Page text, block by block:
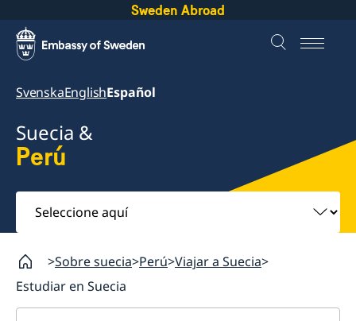
Sweden Abroad
SvenskaEnglishEspañol
Suecia &
Perú
Seleccione
aquí
Sobre suecia Perú Viajar a Suecia
Estudiar en Suecia